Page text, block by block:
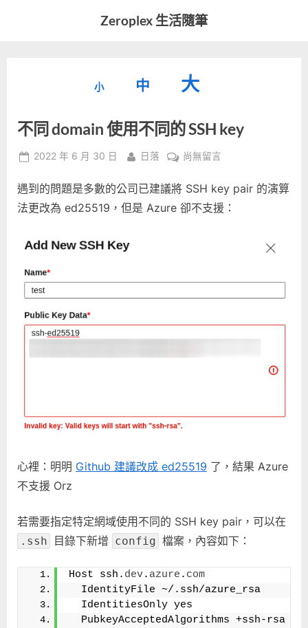
Zeroplex 生活隨筆
發
活
事
小
型
小。
中
重
字
型
大
小。
大
字
型
大
小。
不同 domain 使用不同的 SSH key
Posted
2022 年 6 月 30 日 By
日落
在
同
domain
的
SSH
尚無留言
遇到的問題是多數的公司已建議將 SSH key pair 的演算
法更改為 ed25519，但是 Azure 卻不支援：
心裡：明明 Github 建議改成 ed25519 了，結果 Azure
不支援 Orz
若需要指定特定網域使用不同的 SSH key pair，可以在
.ssh 目錄下新增 config 檔案，內容如下：
Host ssh. dev. azure . com
  IdentityFile ~/.ssh/azure_rsa
  IdentitiesOnly yes
  PubkeyAcceptedAlgorithms +ssh-rsa